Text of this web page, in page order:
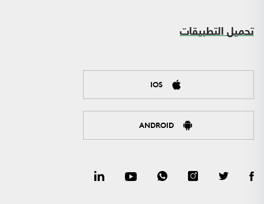
تحميل التطبيقات
IOS
ANDROID